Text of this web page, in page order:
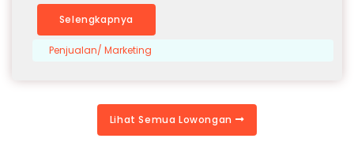
Selengkapnya
Penjualan/ Marketing
Lihat Semua Lowongan